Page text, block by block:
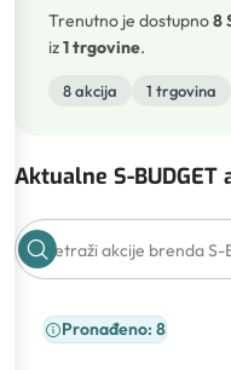
Trenutno je dostupno8
iz1 trgovine.
8 akcija 1 trgovina
Aktualne S-
Pronađeno: 8